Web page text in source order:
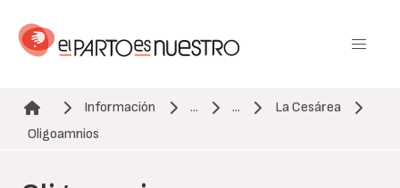
contenido
Ruta de navegación
Información ... ...
La Cesárea
Oligoamnios